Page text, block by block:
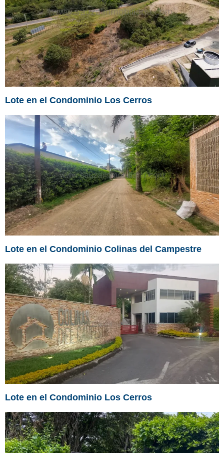
Lote en el Condominio Los Cerros
Lote en el Condominio Colinas del Campestre
Lote en el Condominio Los Cerros